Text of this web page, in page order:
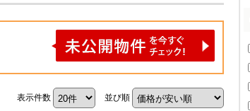
表示件数 並び順